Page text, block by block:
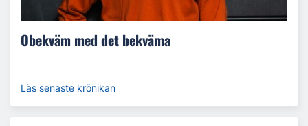
Obekväm med det bekväma
Läs senaste krönikan